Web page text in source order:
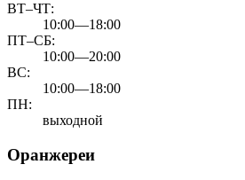
ВТ–ЧТ:
10:00—18:00
ПТ–СБ:
10:00—20:00
ВС:
10:00—18:00
ПН:
выходной
Оранжереи